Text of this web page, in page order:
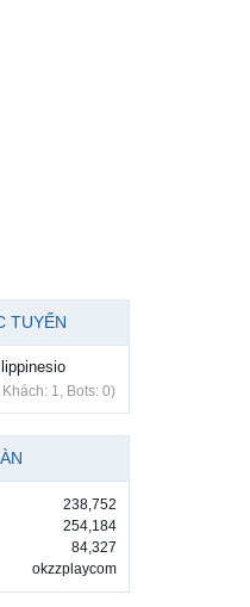
TUYẾN
1, Bots: 0)
238,752
254,184
84,327
okzzplaycom